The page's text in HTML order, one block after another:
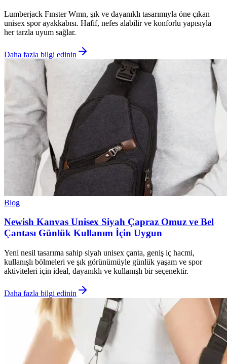
Lumberjack Fınster Wmn, şık ve dayanıklı tasarımıyla öne çıkan
unisex spor ayakkabısı. Hafif, nefes alabilir ve konforlu yapısıyla
her tarzla uyum sağlar.
Daha fazla bilgi edinin
Blog
Newish Kanvas Unisex Siyah Çapraz Omuz ve Bel
Çantası Günlük Kullanım İçin Uygun
Yeni nesil tasarıma sahip siyah unisex çanta, geniş iç hacmi,
kullanışlı bölmeleri ve şık görünümüyle günlük yaşam ve spor
aktiviteleri için ideal, dayanıklı ve kullanışlı bir seçenektir.
Daha fazla bilgi edinin